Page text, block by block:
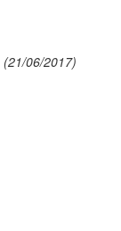
(21/06/2017)